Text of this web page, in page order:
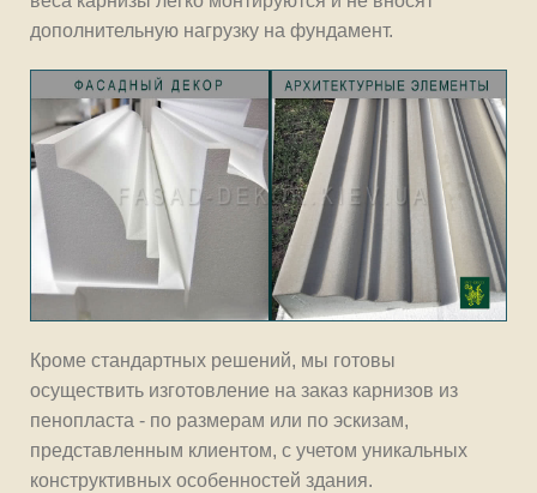
дополнительную нагрузку на фундамент.
Кроме стандартных решений, мы готовы
осуществить изготовление на заказ карнизов из
пенопласта - по размерам или по эскизам,
представленным клиентом, с учетом уникальных
конструктивных особенностей здания.